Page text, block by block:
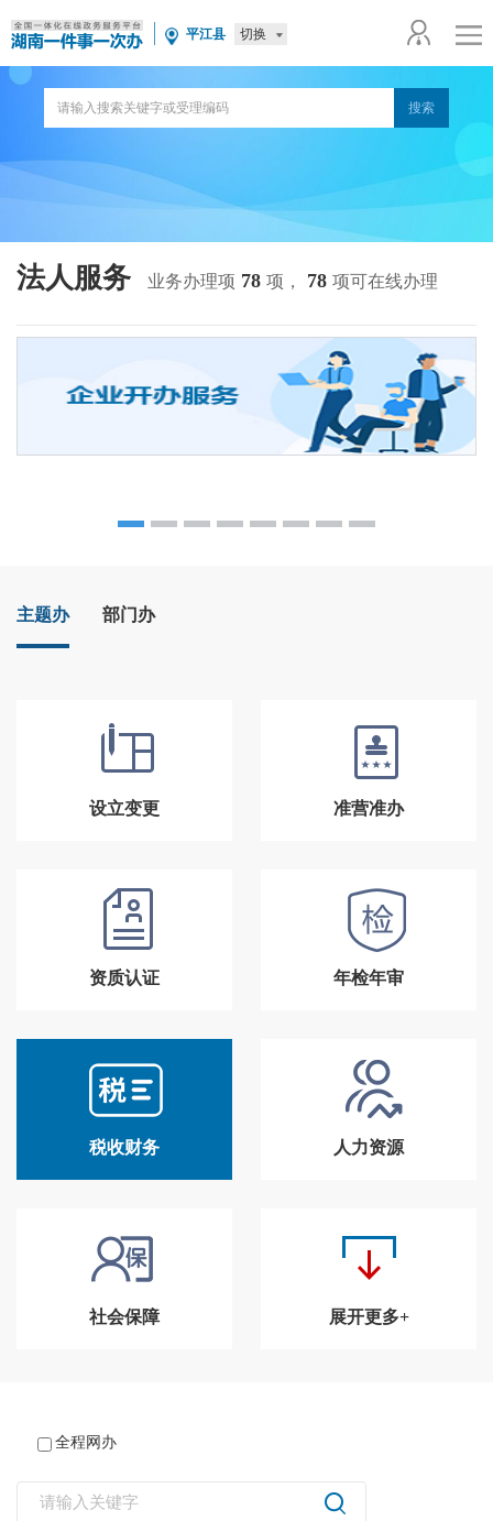
平江县 切换
法人服务 业务办理项 78 项， 78 项可在线办理
主题办 部门办
设立变更 准营准办
资质认证 年检年审
税收财务 人力资源
社会保障 展开更多+
全程网办